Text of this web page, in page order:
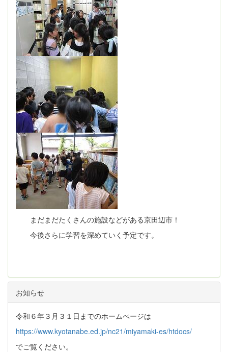
まだまだたくさんの施設などがある京田辺市！
今後さらに学習を深めていく予定です。
お知らせ
令和６年３月３１日までのホームぺージは
https://www.kyotanabe.ed.jp/nc21/miyamaki-es/htdocs/
でご覧ください。